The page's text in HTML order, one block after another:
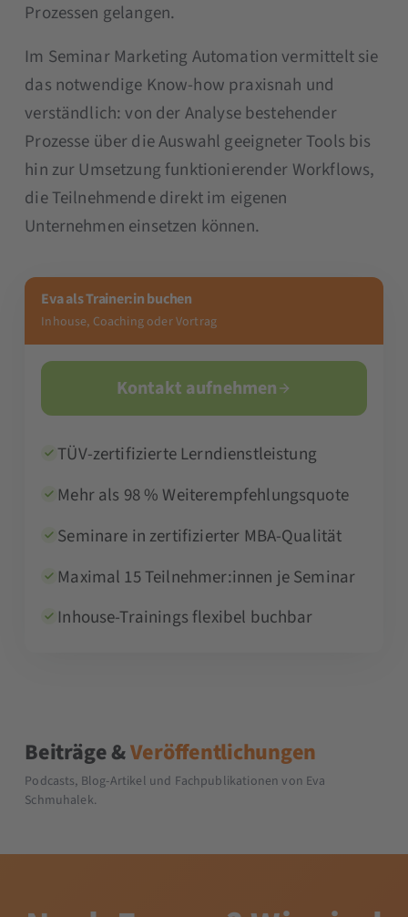
Prozessen gelangen.
Im Seminar Marketing Automation vermittelt sie
das notwendige Know-how praxisnah und
verständlich: von der Analyse bestehender
Prozesse über die Auswahl geeigneter Tools bis
hin zur Umsetzung funktionierender Workflows,
die Teilnehmende direkt im eigenen
Unternehmen einsetzen können.
Eva als Trainer:in buchen
Inhouse, Coaching oder Vortrag
Kontakt aufnehmen
TÜV-zertifizierte Lerndienstleistung
Mehr als 98 % Weiterempfehlungsquote
Seminare in zertifizierter MBA-Qualität
Maximal 15 Teilnehmer:innen je Seminar
Inhouse-Trainings flexibel buchbar
Beiträge &Veröffentlichungen
Podcasts, Blog-Artikel und Fachpublikationen von Eva
Schmuhalek.